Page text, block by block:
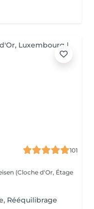
101
(Cloche d'Or, Étage
Rééquilibrage